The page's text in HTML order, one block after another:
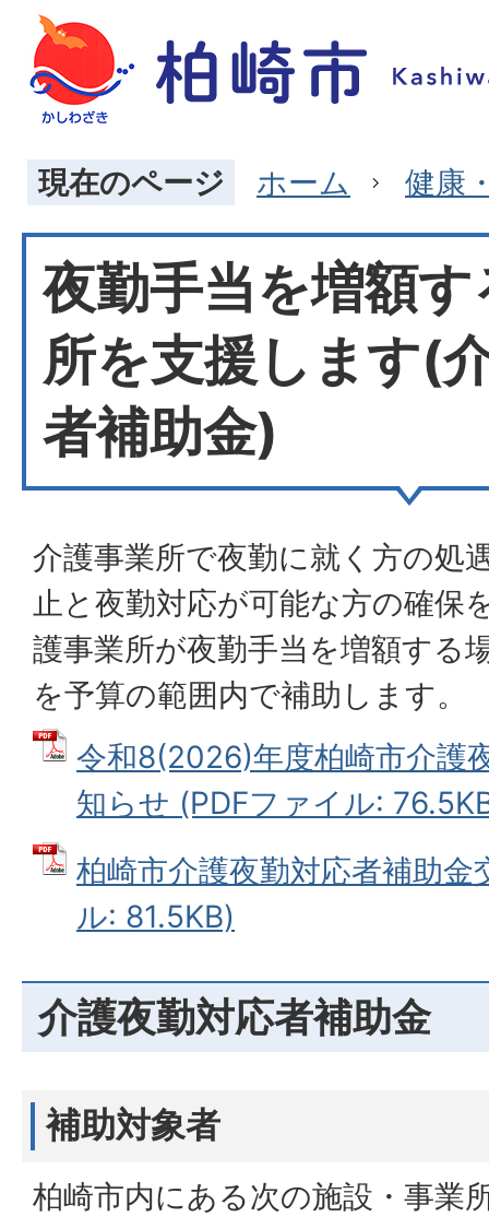
現在のページ ホーム 健康
夜勤手当を増額
所を支援します(
者補助金)
介護事業所で夜勤に就く方の処
止と夜勤対応が可能な方の確保
護事業所が夜勤手当を増額する
を予算の範囲内で補助します。
令和8(2026)年度柏崎市介護
知らせ (PDFファイル:
柏崎市介護夜勤対応者補助金
ル: 81.5KB)
介護夜勤対応者補助金
補助対象者
柏崎市内にある次の施設・事業